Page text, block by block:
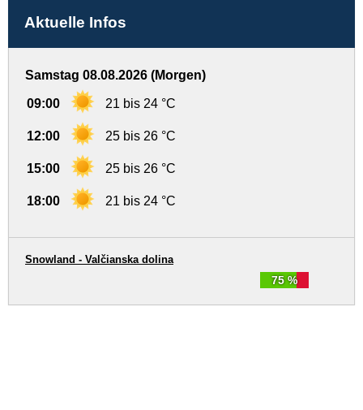
Aktuelle Infos
Samstag 08.08.2026 (Morgen)
09:00 21 bis 24 °C
12:00 25 bis 26 °C
15:00 25 bis 26 °C
18:00 21 bis 24 °C
75 %
Snowland - Valčianska dolina